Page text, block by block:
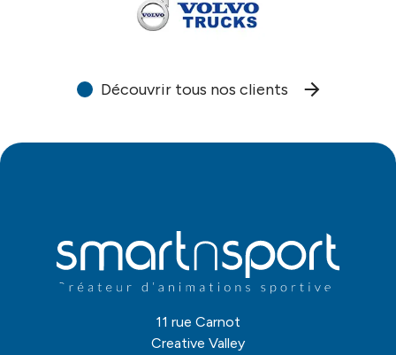
Découvrir tous nos clients
11 rue Carnot
Creative Valley